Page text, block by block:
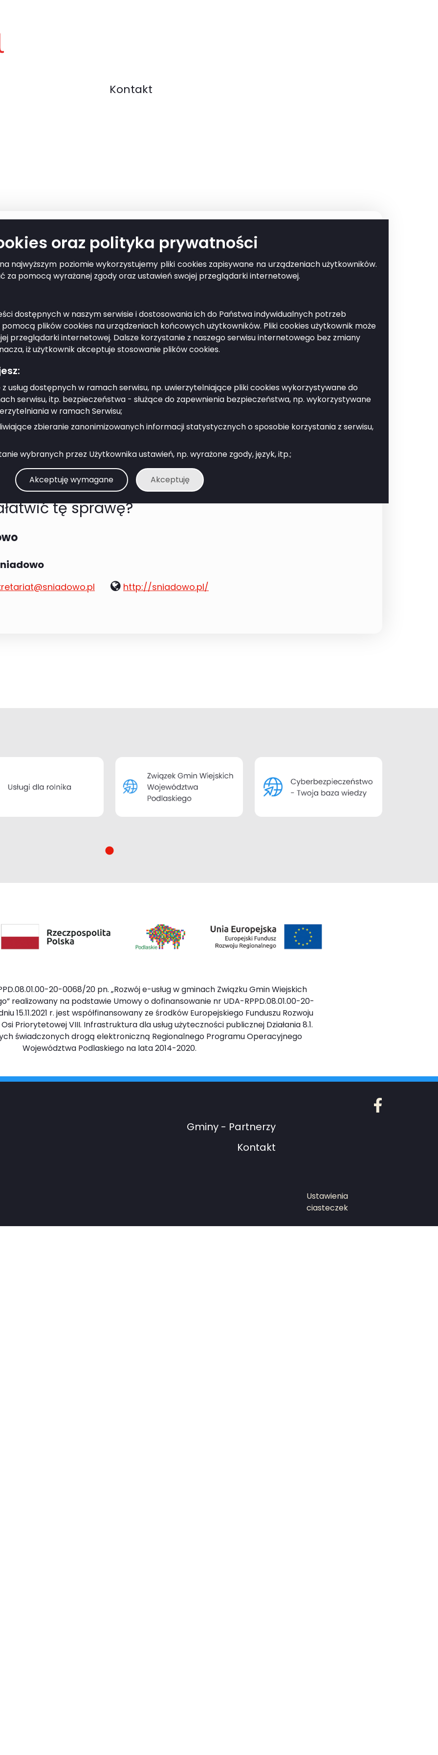
oraz polityka prywatności
najwyższym poziomie wykorzystujemy pliki cookies zapisywane na urządzeniach użytkowników.
za pomocą wyrażanej zgody oraz ustawień swojej przeglądarki internetowej.
dostępnych w naszym serwisie i dostosowania ich do Państwa indywidualnych potrzeb
plików cookies na urządzeniach końcowych użytkowników. Pliki cookies użytkownik może
przeglądarki internetowej. Dalsze korzystanie z naszego serwisu internetowego bez zmiany
iż użytkownik akceptuje stosowanie plików cookies.
usług dostępnych w ramach serwisu, np. uwierzytelniające pliki cookies wykorzystywane do
serwisu, itp. bezpieczeństwa - służące do zapewnienia bezpieczeństwa, np. wykorzystywane
w ramach Serwisu;
zbieranie zanonimizowanych informacji statystycznych o sposobie korzystania z serwisu,
wybranych przez Użytkownika ustawień, np. wyrażone zgody, język, itp.;
Akceptuję wymagane Akceptuję
Kontakt
Drukuj
informacji dotyczących różnego rodzaju kategorii komunikatów, w tym
ostrzeżenia o awariach lub alerty meteorologiczne.
z usługi?
mieszkaniec.
zakładki usługi. Usługa nie wymaga logowania.
tę sprawę?
www:
http://sniadowo.pl/
20-0068/20 pn. „Rozwój e-usług w gminach Związku Gmin Wiejskich
realizowany na podstawie Umowy o dofinansowanie nr UDA-RPPD.08.01.00-20-
15.11.2021 r. jest współfinansowany ze środków Europejskiego Funduszu Rozwoju
Priorytetowej VIII. Infrastruktura dla usług użyteczności publicznej Działania 8.1.
świadczonych drogą elektroniczną Regionalnego Programu Operacyjnego
Województwa Podlaskiego na lata 2014-2020.
Gminy - Partnerzy
Kontakt
Ustawienia
ciasteczek